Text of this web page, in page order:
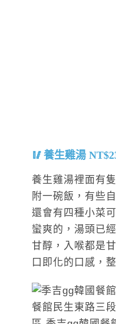
養生雞湯
養生雞湯裡面有
附一碗飯，有些
還會有四種小菜
蠻爽的，湯頭已
甘醇，入喉都是
口即化的口感，